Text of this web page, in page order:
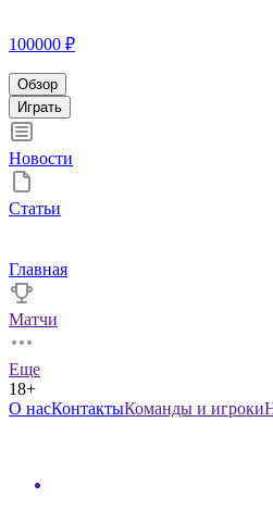
100000 ₽
Обзор
Играть
Новости
Статьи
Главная
Матчи
Еще
18+
О насКонтактыКоманды и игроки